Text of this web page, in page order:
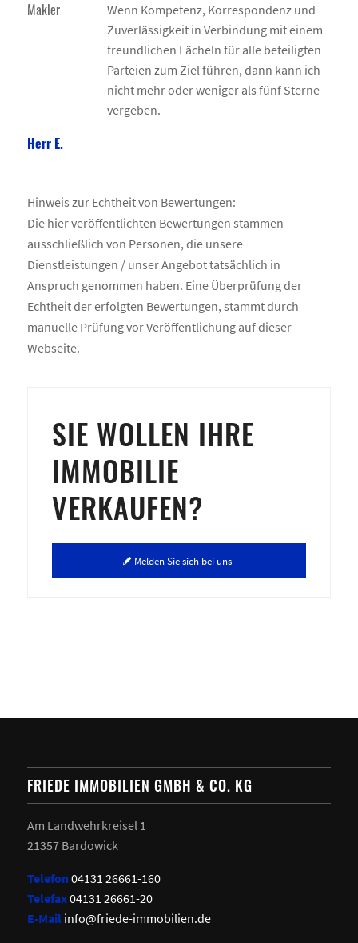
Wenn Kompetenz, Korrespondenz und
Zuverlässigkeit in Verbindung mit einem
freundlichen Lächeln für alle beteiligten
Parteien zum Ziel führen, dann kann ich
nicht mehr oder weniger als fünf Sterne
vergeben.
Herr E.
Hinweis zur Echtheit von Bewertungen:
Die hier veröffentlichten Bewertungen stammen
ausschließlich von Personen, die unsere
Dienstleistungen / unser Angebot tatsächlich in
Anspruch genommen haben. Eine Überprüfung der
Echtheit der erfolgten Bewertungen, stammt durch
manuelle Prüfung vor Veröffentlichung auf dieser
Webseite.
SIE WOLLEN IHRE
IMMOBILIE
VERKAUFEN?
Melden Sie sich bei uns
FRIEDE IMMOBILIEN GMBH & CO. KG
Am Landwehrkreisel 1
21357 Bardowick
Telefon04131 26661-160
Telefax04131 26661-20
E-Mail info@friede-immobilien.de